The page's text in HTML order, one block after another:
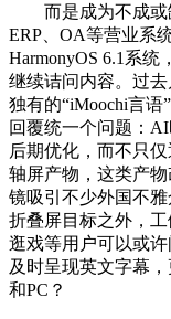
而是成为不成或
ERP、OA等营业系
HarmonyOS 6.1系
继续诘问内容。过
独有的“iMoochi言
回覆统一个问题：
后期优化，而不只
轴屏产物，这类产
镜吸引不少外国不
折叠屏目标之外，
逛戏等用户可以或
及时呈现英文字幕
和PC？